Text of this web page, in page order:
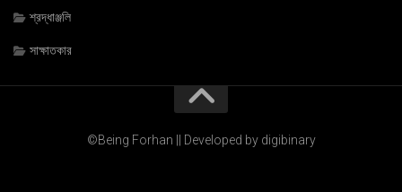
শ্রদ্ধাঞ্জলি
সাক্ষাতকার
©Being Forhan || Developed by digibinary